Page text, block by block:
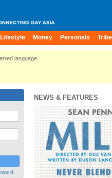
Lifestyle Money Personals
language.
NEWS & FEATURES